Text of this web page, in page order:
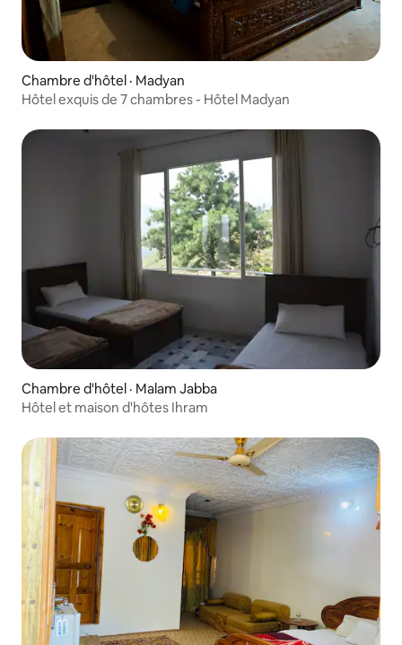
Chambre d'hôtel · Madyan
Hôtel exquis de 7 chambres - Hôtel Madyan
Chambre d'hôtel · Malam Jabba
Hôtel et maison d'hôtes Ihram